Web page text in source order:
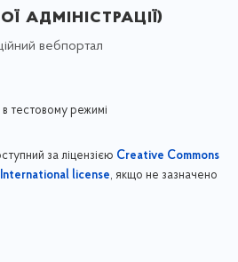
адміністрації)
вебпортал
тестовому режимі
за ліцензією Creative Commons
license, якщо не зазначено